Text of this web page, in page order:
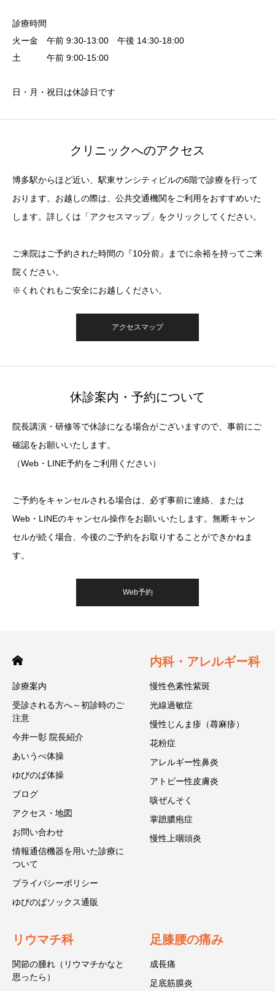
診療時間
火ー金 午前 9:30-13:00 午後 14:30-18:00
土 午前 9:00-15:00
日・月・祝日は休診日です
クリニックへのアクセス
博多駅からほど近い、駅東サンシティビルの6階で診療を行って
おります。お越しの際は、公共交通機関をご利用をおすすめいた
します。詳しくは「アクセスマップ」をクリックしてください。
ご来院はご予約された時間の『10分前』までに余裕を持ってご来
院ください。
※くれぐれもご安全にお越しください。
アクセスマップ
休診案内・予約について
院長講演・研修等で休診になる場合がございますので、事前にご
確認をお願いいたします。
（Web・LINE予約をご利用ください）
ご予約をキャンセルされる場合は、必ず事前に連絡、または
Web・LINEのキャンセル操作をお願いいたします。無断キャン
セルが続く場合、今後のご予約をお取りすることができかねま
す。
Web予約
診療案内
受診される方へ～初診時のご
注意
今井一彰 院長紹介
あいうべ体操
ゆびのば体操
ブログ
アクセス・地図
お問い合わせ
情報通信機器を用いた診療に
ついて
プライバシーポリシー
ゆびのばソックス通販
内科・アレルギー科
慢性色素性紫斑
光線過敏症
慢性じんま疹（蕁麻疹）
花粉症
アレルギー性鼻炎
アトピー性皮膚炎
咳ぜんそく
掌蹠膿疱症
慢性上咽頭炎
リウマチ科
関節の腫れ（リウマチかなと
思ったら）
足膝腰の痛み
成長痛
足底筋膜炎